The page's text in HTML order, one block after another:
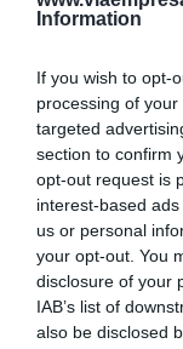
Information
If you wish to opt-
processing of
targeted
section to confirm
opt-out request is
interest-based
us or personal
your opt-out. You
disclosure of your
IAB’s list of
also be disclosed
severa que
acuerdo", ha
reunión entre
será el 29 de
cúpula de
Añadir
de
Mantente
actualidad